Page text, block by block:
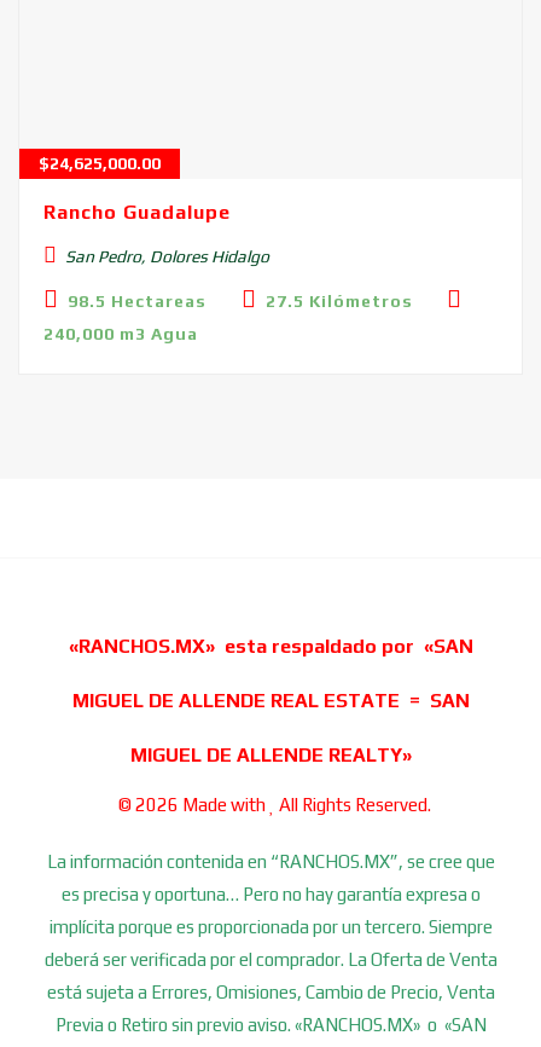
$24,625,000.00
Rancho Guadalupe
San Pedro, Dolores Hidalgo
98.5 Hectareas
27.5 Kilómetros
240,000 m3 Agua
«RANCHOS.MX» esta respaldado por «SAN
MIGUEL DE ALLENDE REAL ESTATE = SAN
MIGUEL DE ALLENDE REALTY»
© 2026 Made with All Rights Reserved.
La información contenida en “RANCHOS.MX”, se cree que
es precisa y oportuna… Pero no hay garantía expresa o
implícita porque es proporcionada por un tercero. Siempre
deberá ser verificada por el comprador. La Oferta de Venta
está sujeta a Errores, Omisiones, Cambio de Precio, Venta
Previa o Retiro sin previo aviso. «RANCHOS.MX» o «SAN